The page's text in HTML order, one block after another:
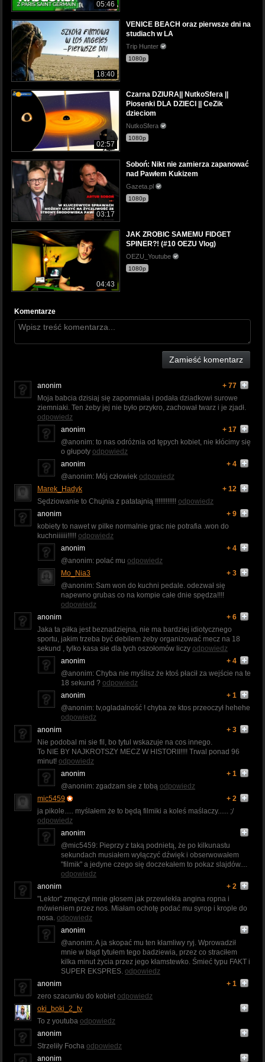
05:46
18:40
VENICE BEACH oraz pierwsze dni na
studiach w LA
Trip Hunter
1080p
02:57
Czarna DZIURA|| NutkoSfera ||
Piosenki DLA DZIECI || CeZik
dzieciom
NutkoSfera
1080p
03:17
Soboń: Nikt nie zamierza zapanować
nad Pawłem Kukizem
Gazeta.pl
1080p
04:43
JAK ZROBIC SAMEMU FIDGET
SPINER?! (#10 OEZU Vlog)
OEZU_Youtube
1080p
Komentarze
Zamieść komentarz
anonim
+ 77
Moja babcia dzisiaj się zapomniała i podała dziadkowi surowe
ziemniaki. Ten żeby jej nie było przykro, zachował twarz i je zjadł.
odpowiedz
anonim
+ 17
@anonim: to nas odróżnia od tępych kobiet, nie kłócimy się
o głupoty odpowiedz
anonim
+ 4
@anonim: Mój człowiek odpowiedz
Marek_Hadyk
+ 12
Sędziowanie to Chujnia z patatajnią !!!!!!!!!!!! odpowiedz
anonim
+ 9
kobiety to nawet w pilke normalnie grac nie potrafia .won do
kuchniiiiii!!!!! odpowiedz
anonim
+ 4
@anonim: polać mu odpowiedz
Mo_Nia3
+ 3
@anonim: Sam won do kuchni pedale. odezwał się
napewno grubas co na kompie całe dnie spędza!!!!
odpowiedz
anonim
+ 6
Jaka ta piłka jest beznadziejna, nie ma bardziej idiotycznego
sportu, jakim trzeba być debilem żeby organizować mecz na 18
sekund , tylko kasa sie dla tych oszołomów liczy odpowiedz
anonim
+ 4
@anonim: Chyba nie myślisz że ktoś płacił za wejście na te
18 sekund ? odpowiedz
anonim
+ 1
@anonim: tv,ogladalność ! chyba ze ktos przeoczył hehehe
odpowiedz
anonim
+ 3
Nie podobal mi sie fil, bo tytul wskazuje na cos innego.
To NIE BY NAJKROTSZY MECZ W HISTORII!!!! Trwal ponad 96
minut! odpowiedz
anonim
+ 1
@anonim: zgadzam sie z tobą odpowiedz
mic5459
+ 2
ja pikole..... myślałem że to będą filmiki a koleś maślaczy...... ;/
odpowiedz
anonim
@mic5459: Pieprzy z taką podnietą, że po kilkunastu
sekundach musiałem wyłączyć dźwięk i obserwowałem
"filmik" a jedyne czego się doczekałem to pokaz slajdów....
odpowiedz
anonim
+ 2
"Lektor" zmęczył mnie głosem jak przewlekła angina ropna i
mówieniem przez nos. Miałam ochotę podać mu syrop i krople do
nosa. odpowiedz
anonim
@anonim: A ja skopać mu ten kłamliwy ryj. Wprowadził
mnie w błąd tytułem tego badziewia, przez co straciłem
kilka minut życia przez jego kłamstewko. Śmieć typu FAKT i
SUPER EKSPRES. odpowiedz
anonim
+ 1
zero szacunku do kobiet odpowiedz
oki_boki_2_tv
To z youtuba odpowiedz
anonim
Strzeliły Focha odpowiedz
anonim